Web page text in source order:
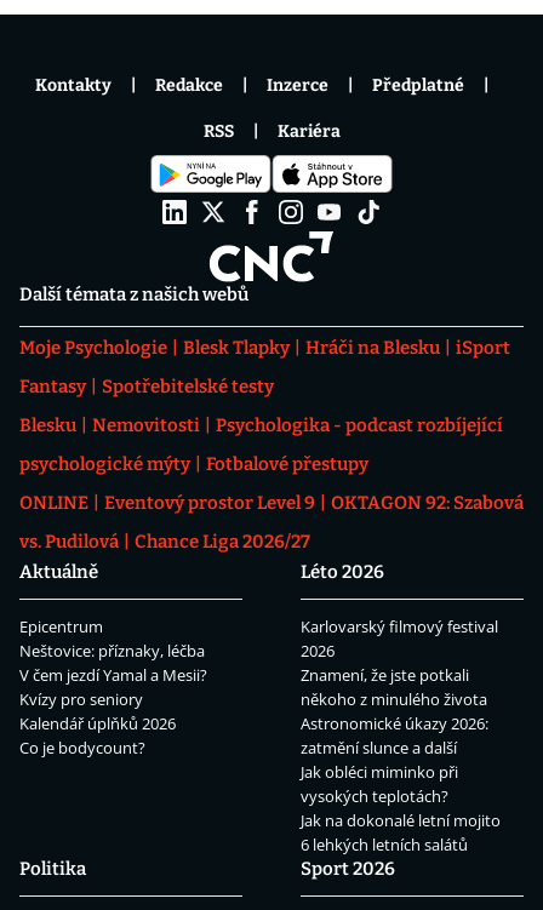
Další témata z našich webů
Moje Psychologie Blesk Tlapky Hráči na Blesku
iSport
Fantasy
Spotřebitelské testy
Blesku
Nemovitosti
Psychologika - podcast rozbíjející
psychologické mýty
Fotbalové přestupy
ONLINE
Eventový prostor Level 9
OKTAGON 92: Szabová
vs. Pudilová
Chance Liga 2026/27
Aktuálně
Epicentrum
Neštovice: příznaky, léčba
V čem jezdí Yamal a Mesii?
Kvízy pro seniory
Kalendář úplňků 2026
Co je bodycount?
Léto 2026
Karlovarský filmový festival
2026
Znamení, že jste potkali
někoho z minulého života
Astronomické úkazy 2026:
zatmění slunce a další
Jak obléci miminko při
vysokých teplotách?
Jak na dokonalé letní mojito
6 lehkých letních salátů
Politika
Sport 2026
Kontakty Redakce Inzerce Předplatné
RSS Kariéra